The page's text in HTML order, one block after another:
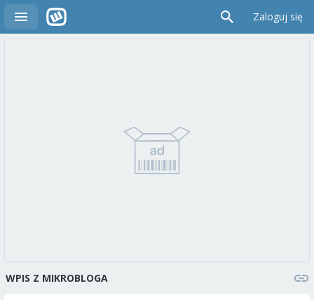
Zaloguj się
WPIS Z MIKROBLOGA